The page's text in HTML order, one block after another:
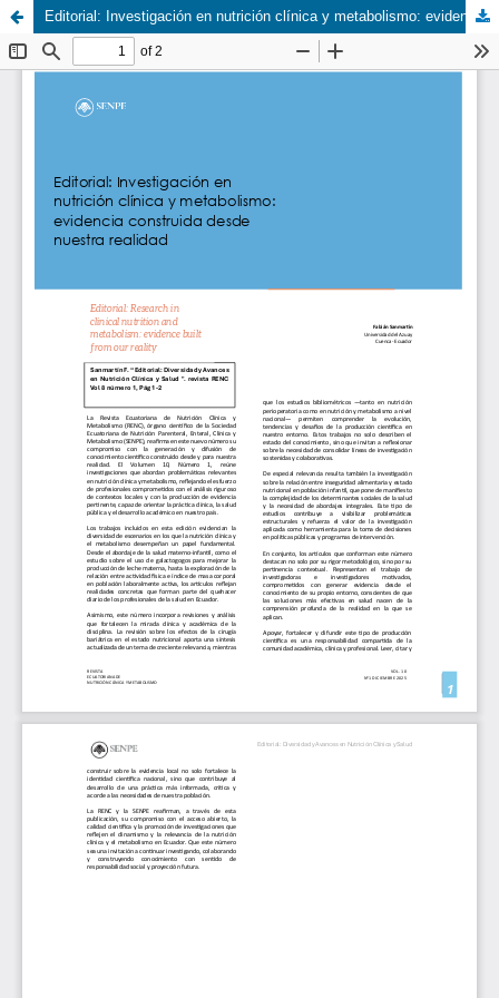
Editorial: Investigación en nutrición clínica y metabolismo: evidencia construida desde nuestra realidad